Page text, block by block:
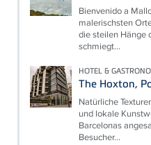
Bienvenido a
malerischsten
die steilen Hänge
schmiegt...
HOTEL &
The Hoxton,
Natürliche
und lokale
Barcelonas
Besucher...